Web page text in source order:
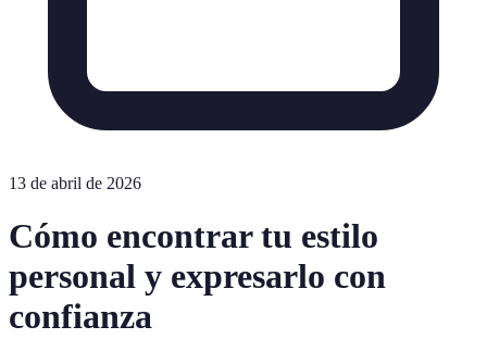
13 de abril de 2026
Cómo encontrar tu estilo
personal y expresarlo con
confianza